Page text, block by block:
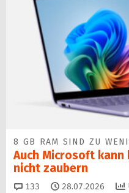
8 GB RAM SIND ZU
Auch Microsoft kann
nicht zaubern
133 Kommentare
28.07.2026